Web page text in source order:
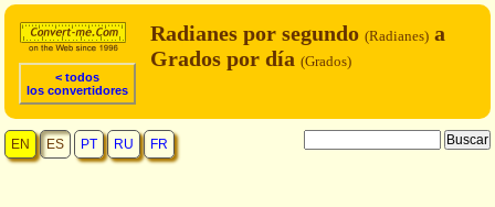
< todos
los convertidores
Radianes por segundo (Radianes) a
Grados por día (Grados)
EN ES PT RU FR